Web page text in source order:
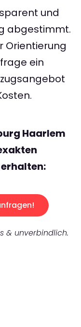
und
abgestimmt.
Orientierung
ein
Haarlem
& unverbindlich.